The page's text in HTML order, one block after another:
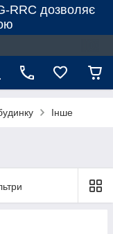
RRC дозволяє
Інше